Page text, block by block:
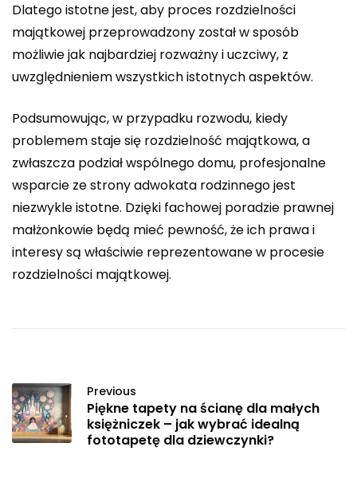
Dlatego istotne jest, aby proces rozdzielności
majątkowej przeprowadzony został w sposób
możliwie jak najbardziej rozważny i uczciwy, z
uwzględnieniem wszystkich istotnych aspektów.
Podsumowując, w przypadku rozwodu, kiedy
problemem staje się rozdzielność majątkowa, a
zwłaszcza podział wspólnego domu, profesjonalne
wsparcie ze strony adwokata rodzinnego jest
niezwykle istotne. Dzięki fachowej poradzie prawnej
małżonkowie będą mieć pewność, że ich prawa i
interesy są właściwie reprezentowane w procesie
rozdzielności majątkowej.
Previous
Piękne tapety na ścianę dla małych
księżniczek – jak wybrać idealną
fototapetę dla dziewczynki?